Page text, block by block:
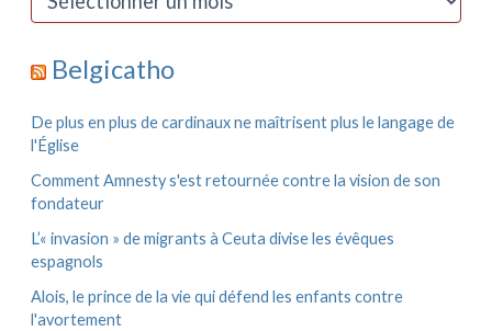
i
e
s
Belgicatho
De plus en plus de cardinaux ne maîtrisent plus le langage de
l'Église
Comment Amnesty s'est retournée contre la vision de son
fondateur
L’« invasion » de migrants à Ceuta divise les évêques
espagnols
Alois, le prince de la vie qui défend les enfants contre
l'avortement